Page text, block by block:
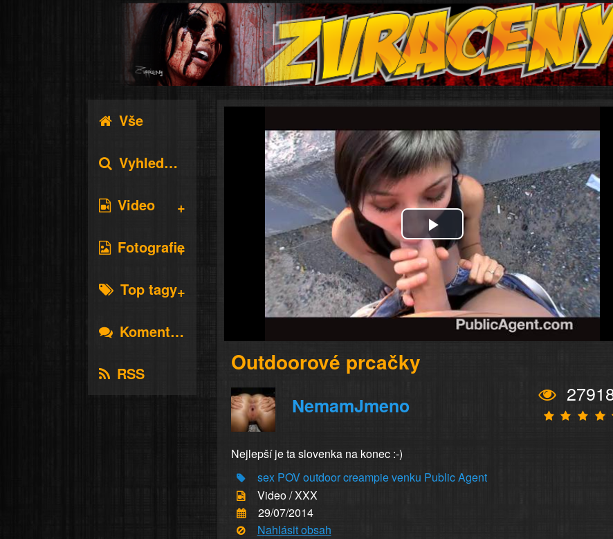
Vše
Vyhledávání
Video
Fotografie
Top tagy
Komentáře
RSS
Play
Video
Outdoorové prcačky
NemamJmeno
Nejlepší je ta slovenka na konec :-)
sex POVoutdoorcreampievenku PublicAgent
Video / XXX
29/07/2014
Nahlásit obsah